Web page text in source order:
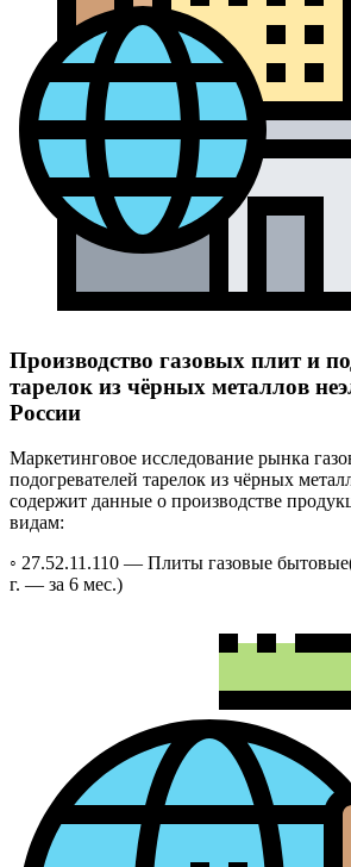
Производство газовых плит и
тарелок из чёрных металлов
России
Маркетинговое исследование рынка
подогревателей тарелок из чёрных
содержит данные о производстве
видам:
◦ 27.52.11.110 — Плиты газовые бытовые
г. — за 6 мес.)